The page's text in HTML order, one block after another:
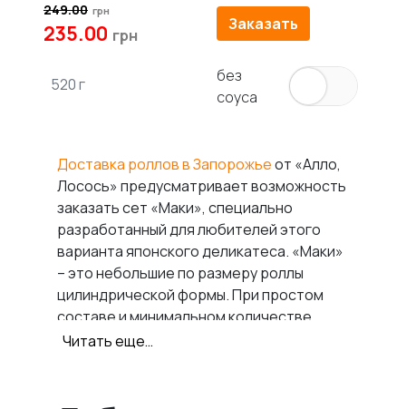
249.00
235.00 Заказать
520 г
без
соуса
Доставка роллов в Запорожьеот «Алло,
Лосось» предусматривает возможность
заказать сет «Маки», специально
разработанный для любителей этого
варианта японского деликатеса. «Маки»
– это небольшие по размеру роллы
цилиндрической формы. При простом
составе и минимальном количестве
используемых ингредиентов они
Читать еще…